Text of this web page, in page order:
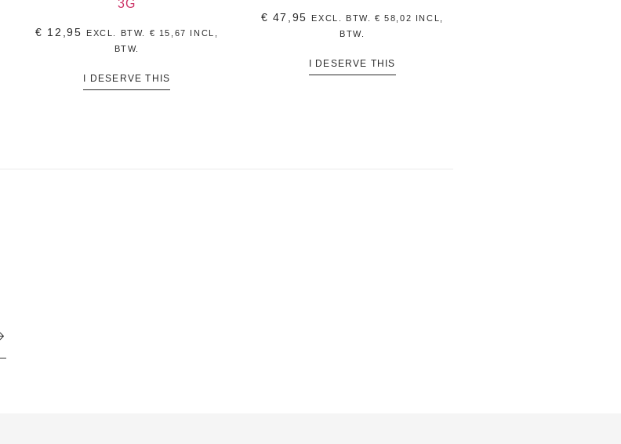
3G
€ 12,95 EXCL. BTW. € 15,67
INCL,
BTW.
I DESERVE THIS
€ 47,95 EXCL. BTW.€ 58,02
INCL,
BTW.
I DESERVE THIS